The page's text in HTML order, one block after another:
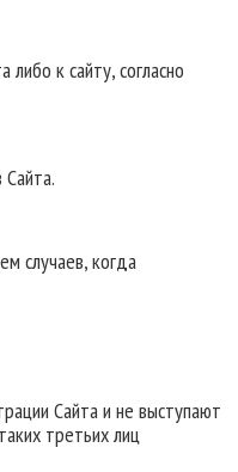
к сайту, согласно
случаев, когда
Сайта и не выступают
третьих лиц